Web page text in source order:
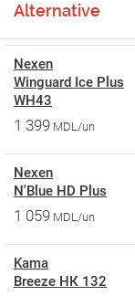
Alternative
Nexen
Winguard Ice Plus
WH43
1 399 MDL/un
Nexen
N'Blue HD Plus
1 059 MDL/un
Kama
Breeze НК 132